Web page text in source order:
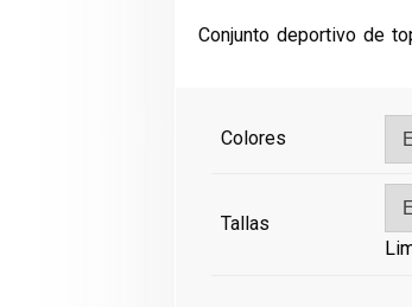
original
€45.00.
actual
Conjunto deportivo de
Colores
Tallas